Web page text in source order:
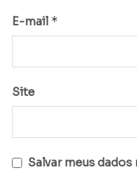
E-mail *
Site
Salvar meus